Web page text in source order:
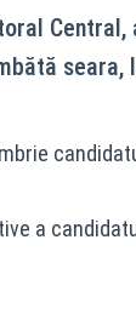
seara,
a